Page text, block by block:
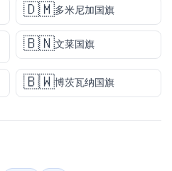
🇩🇲多米尼加国旗
🇧🇳文莱国旗
🇧🇼博茨瓦纳国旗